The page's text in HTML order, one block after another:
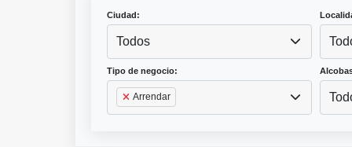
Ciudad:
Todos
Tipo de negocio:
Arrendar